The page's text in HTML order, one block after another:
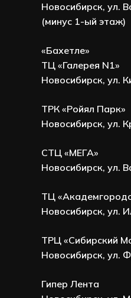
Новосибирск, ул.
(минус 1-ый этаж)
«Бахетле»
ТЦ «Галерея N1»
Новосибирск, ул.
ТРК «Ройял Парк»
Новосибирск, ул.
СТЦ «МЕГА»
Новосибирск, ул.
ТЦ
Новосибирск, ул.
ТРЦ «Сибирский
Новосибирск, ул.
Гипер Лента